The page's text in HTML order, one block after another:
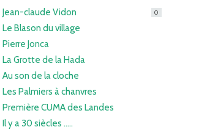
Jean-claude Vidon 0
Le Blason du village
Pierre Jonca
La Grotte de la Hada
Au son de la cloche
Les Palmiers à chanvres
Première CUMA des Landes
Il y a 30 siècles .....